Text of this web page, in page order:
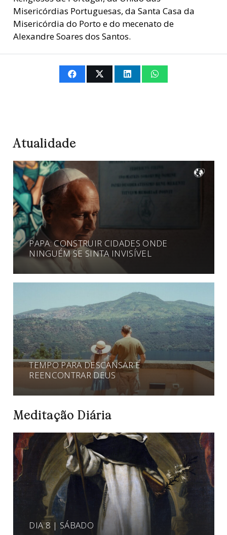
Misericórdias Portuguesas, da Santa Casa da
Misericórdia do Porto e do mecenato de
Alexandre Soares dos Santos.
Atualidade
PAPA: CONSTRUIR CIDADES ONDE
NINGUÉM SE SINTA INVISÍVEL
TEMPO PARA DESCANSAR E
REENCONTRAR DEUS
Meditação Diária
DIA 8 | SÁBADO